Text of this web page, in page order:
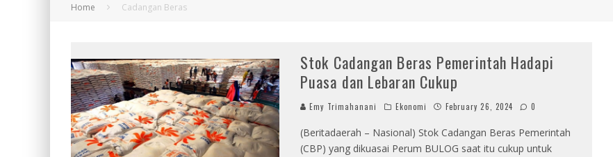
Home Cadangan Beras
Stok Cadangan Beras Pemerintah Hadapi
Puasa dan Lebaran Cukup
Emy Trimahanani Ekonomi February 26, 2024 0
(Beritadaerah – Nasional) Stok Cadangan Beras Pemerintah
(CBP) yang dikuasai Perum BULOG saat itu cukup untuk